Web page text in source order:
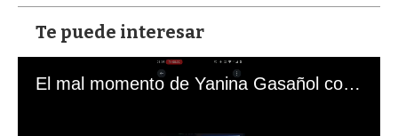
Te puede interesar
El mal momento de Yanina Gasañol con un hincha argentino en "Subrayado"